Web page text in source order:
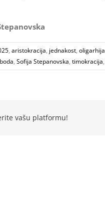
, aristokracija, jednakost, oligarhija
, Sofija Stepanovska, timokracija,
vašu platformu!